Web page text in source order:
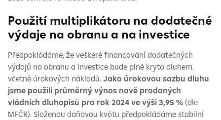
Použití multiplikátoru na dodatečné
výdaje na obranu a na investice
Předpokládáme, že veškeré financování dodatečných
výdajů na obranu a investice bude plně kryto dluhem,
včetně úrokových nákladů. Jako úrokovou sazbu dluhu
jsme použili průměrný výnos nově prodaných
vládních dluhopisů pro rok 2024 ve výši 3,95 % (dle
MFČR). Složenou daňovou kvótu předpokládáme stabilní